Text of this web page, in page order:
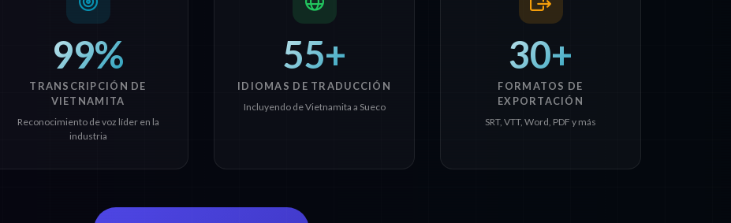
99%
TRANSCRIPCIÓN DE
VIETNAMITA
Reconocimiento de voz líder en la
industria
55+
IDIOMAS DE TRADUCCIÓN
Incluyendo de Vietnamita a Sueco
30+
FORMATOS DE
EXPORTACIÓN
SRT, VTT, Word, PDF y más